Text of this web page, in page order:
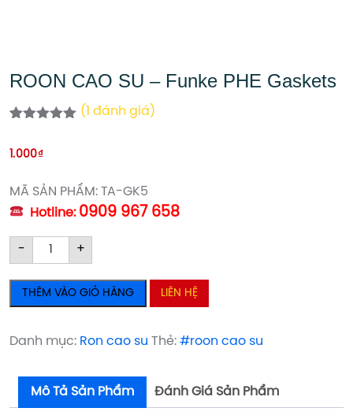
ROON CAO SU – Funke PHE Gaskets
đánh giá
(1 đánh giá)
1.000₫
MÃ SẢN PHẨM: TA-GK5
Hotline: 0909 967 658
ROON
CAO
SU
PHE
số
lượng
-
ROON
CAO
SU
PHE
số
lượng
+
THÊM VÀO GIỎ HÀNG LIÊN HỆ
Danh mục: Ron cao su Thẻ: #roon cao su
Mô Tả Sản Phẩm Đánh Giá Sản Phẩm